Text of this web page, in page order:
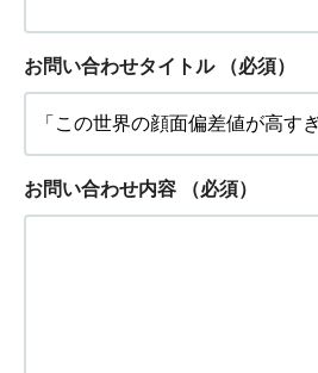
お問い合わせタイトル （必須）
お問い合わせ内容 （必須）